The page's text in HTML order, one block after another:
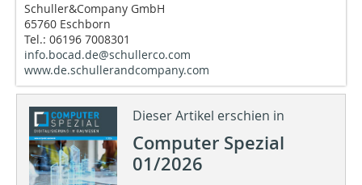
Schuller&Company GmbH
65760 Eschborn
Tel.: 06196 7008301
info.bocad.de@schullerco.com
www.de.schullerandcompany.com
Dieser Artikel erschien in
Computer Spezial
01/2026